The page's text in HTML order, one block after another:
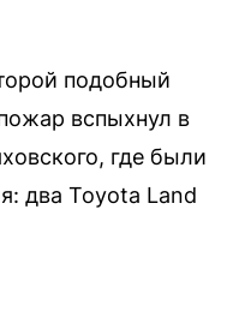
подобный
вспыхнул в
где были
два Toyota Land